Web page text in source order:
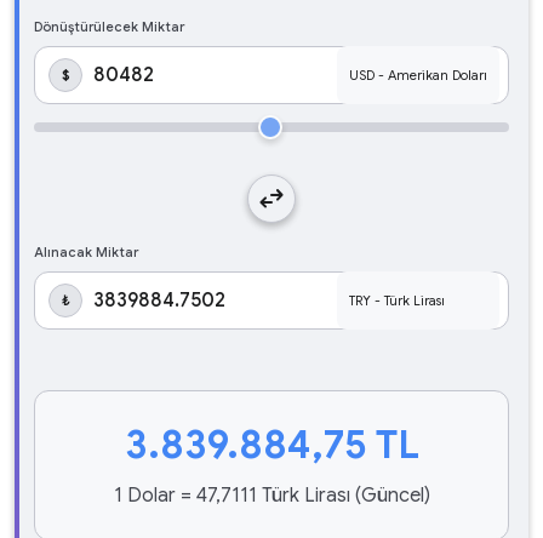
Dönüştürülecek Miktar
$
swap_horiz
Alınacak Miktar
₺
3.839.884,75 TL
1 Dolar = 47,7111 Türk Lirası (Güncel)